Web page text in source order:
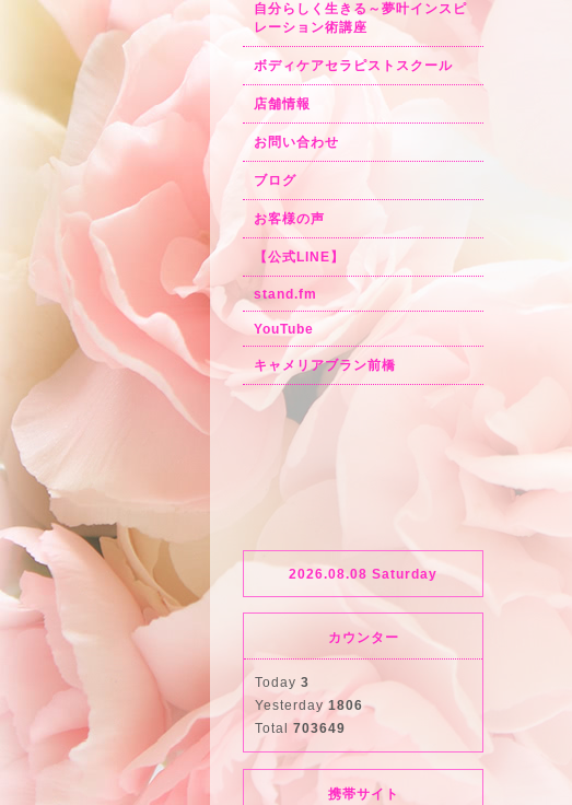
自分らしく生きる～夢叶インスピ
レーション術講座
ボディケアセラピストスクール
店舗情報
お問い合わせ
ブログ
お客様の声
【公式LINE】
stand.fm
YouTube
キャメリアブラン前橋
2026.08.08 Saturday
カウンター
Today 3
Yesterday 1806
Total 703649
携帯サイト